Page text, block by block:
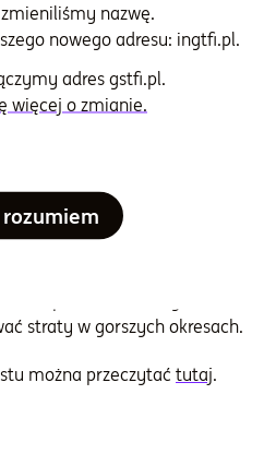
Wzrostu charakteryzuje
dobre oceny w Rankingu
stabilnego wzrostu
zarówno w akcje, jak i dłużne
w portfelu funduszu wynosi
dłużnych jest uzależniony od
powinien maksymalizować
straty w gorszych okresach.
można przeczytać tutaj.
nazwę.
nowego adresu: ingtfi.pl.
adres gstfi.pl.
więcej o zmianie.
rozumiem